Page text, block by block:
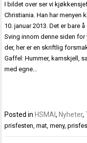
I bildet over ser vi
Christiania. Han har
10. januar 2013. Det er bare
Sving innom denne siden
der, her er en skriftlig
Gaffel: Hummer, kamskjell,
med egne…
Posted in HSMAI, Nyheter,
prisfesten,mat,meny,